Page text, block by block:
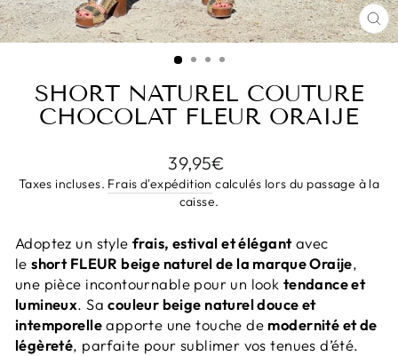
SHORT NATUREL COUTURE
CHOCOLAT FLEUR ORAIJE
Prix
régulier
39,95€
Taxes incluses. Frais d'expédition calculés lors du passage à la
caisse.
Adoptez un style frais, estival et élégant avec
le short FLEUR beige naturel de la marque Oraije,
une pièce incontournable pour un look tendance et
lumineux. Sa couleur beige naturel douce et
intemporelle apporte une touche de modernité et de
légèreté, parfaite pour sublimer vos tenues d’été.